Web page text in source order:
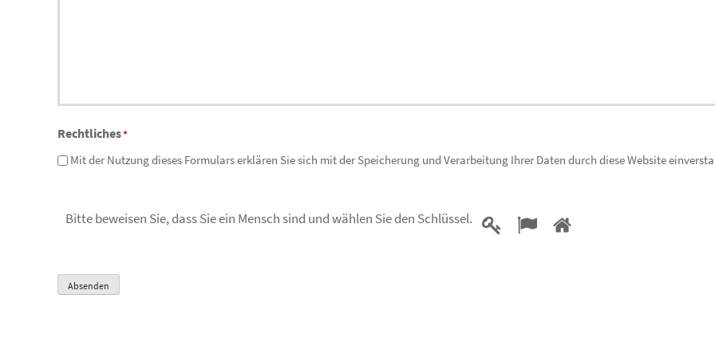
Rechtliches*
Mit der Nutzung dieses Formulars erklären Sie sich mit der Speicherung und Verarbeitung Ihrer Daten durch diese Website
Bitte beweisen Sie, dass Sie ein Mensch sind und wählen Sieden Schlüssel.Bitte
beweisen
Absenden